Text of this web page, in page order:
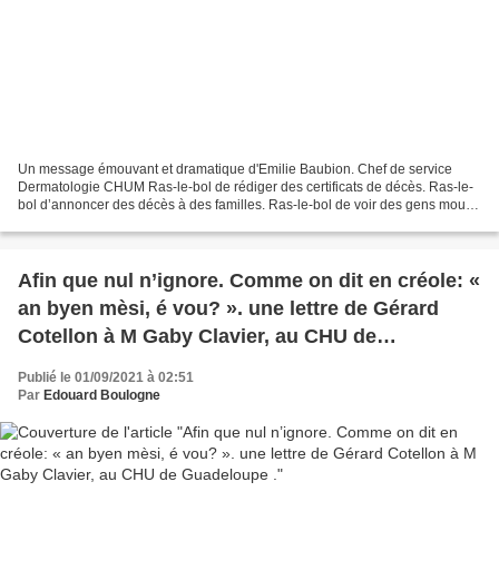
Un message émouvant et dramatique d'Emilie Baubion. Chef de service
Dermatologie CHUM Ras-le-bol de rédiger des certificats de décès. Ras-le-
bol d’annoncer des décès à des familles. Ras-le-bol de voir des gens mourir
Afin que nul n’ignore. Comme on dit en créole: «
an byen mèsi, é vou? ». une lettre de Gérard
Cotellon à M Gaby Clavier, au CHU de
Guadeloupe .
Publié le 01/09/2021 à 02:51
Par Edouard Boulogne